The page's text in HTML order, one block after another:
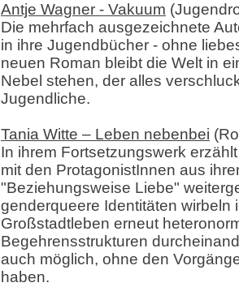
Antje Wagner - Vakuum
Die mehrfach ausgezeichnete
in ihre Jugendbücher - ohne
neuen Roman bleibt die Welt in
Nebel stehen, der alles
Jugendliche.
Tania Witte – Leben nebenbei
In ihrem Fortsetzungswerk
mit den ProtagonistInnen aus
"Beziehungsweise Liebe"
genderqueere Identitäten wirbeln
Großstadtleben erneut
Begehrensstrukturen
auch möglich, ohne den
haben.